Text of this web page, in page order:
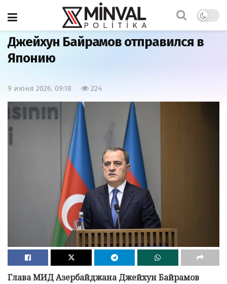
Главная Политика
Джейхун Байрамов отправился в
Японию
9 июня 2026, 09:18 224
Глава МИД Азербайджана Джейхун Байрамов